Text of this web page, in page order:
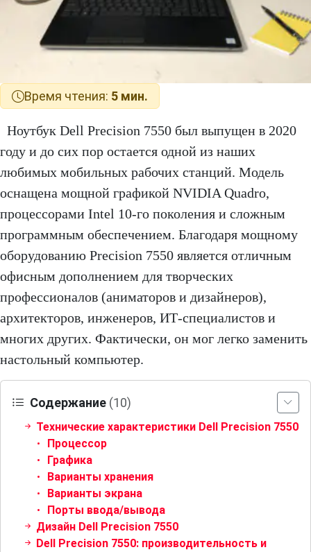
Время чтения: 5 мин.
Ноутбук Dell Precision 7550 был выпущен в 2020
году и до сих пор остается одной из наших
любимых мобильных рабочих станций. Модель
оснащена мощной графикой NVIDIA Quadro,
процессорами Intel 10-го поколения и сложным
программным обеспечением. Благодаря мощному
оборудованию Precision 7550 является отличным
офисным дополнением для творческих
профессионалов (аниматоров и дизайнеров),
архитекторов, инженеров, ИТ-специалистов и
многих других. Фактически, он мог легко заменить
настольный компьютер.
Содержание (10)
Технические характеристики Dell Precision 7550
Процессор
Графика
Варианты хранения
Варианты экрана
Порты ввода/вывода
Дизайн Dell Precision 7550
Dell Precision 7550: производительность и